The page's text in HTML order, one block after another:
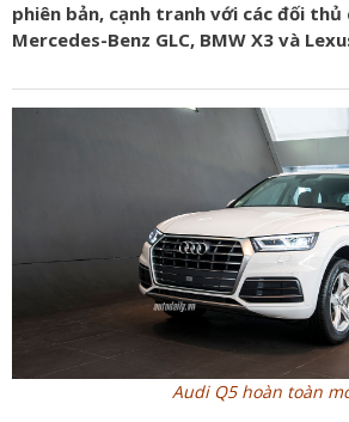
phiên bản, cạnh tranh với các đối thủ
Mercedes-Benz GLC, BMW X3 và
Audi Q5 hoàn toàn